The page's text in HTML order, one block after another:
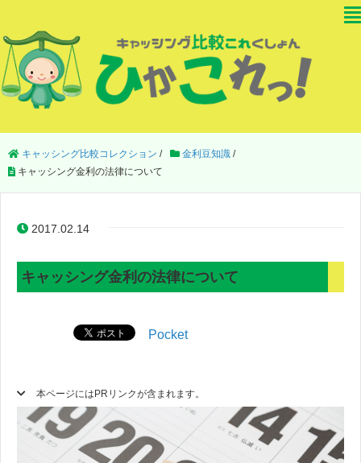
キャッシング比較コレクション / 金利豆知識 /
キャッシング金利の法律について
2017.02.14
キャッシング金利の法律について
Pocket
本ページにはPRリンクが含まれます。